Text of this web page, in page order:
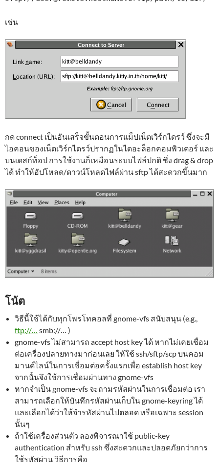
เช่น
กด connect เป็นอันเสร็จขั้นตอนการแม็ปเน็ตเวิร์กไดรว์ ซึ่งจะมี
ไอคอนของเน็ตเวิร์กไดรว์ปรากฏในไดอะล็อกคอมพิวเตอร์ และ
บนเดสก์ท็อป การใช้งานก็เหมือนระบบไฟล์ปกติ ซึ่ง drag & drop
ได้ ทำให้อัปโหลด/ดาวน์โหลดไฟล์ผ่าน sftp ได้สะดวกขึ้นมาก
โน้ต
วิธีนี้ใช้ได้กับทุกโพรโทคอลที่ gnome-vfs สนับสนุน (e.g.,
ftp://… smb://… )
gnome-vfs ไม่สามารถ accept host key ได้ หากไม่เคยเชื่อม
ต่อเครื่องปลายทางมาก่อนเลย ให้ใช้ ssh/sftp/scp บนคอม
มานด์ไลน์ในการเชื่อมต่อครั้งแรกเพื่อ establish host key
จากนั้นจึงใช้การเชื่อมผ่านทาง gnome-vfs
หากจำเป็น gnome-vfs จะถามรหัสผ่านในการเชื่อมต่อ เรา
สามารถเลือกให้บันทึกรหัสผ่านเก็บใน gnome-keyring ได้
และเลือกได้ว่าให้จำรหัสผ่านไปตลอด หรือเฉพาะ session
นั้นๆ
ถ้าใช้เครื่องส่วนตัว ลองพิจารณาใช้ public-key
authentication สำหรับ ssh ซึ่งสะดวกและปลอดภัยกว่าการ
ใช้รหัสผ่าน วิธีการคือ